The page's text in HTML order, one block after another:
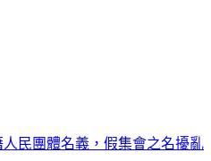
民團體名義，假集會之名擾亂